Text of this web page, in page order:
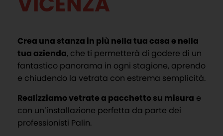
Crea una stanza in più nella tua casa e nella
tua azienda, che ti permetterà di godere di un
fantastico panorama in ogni stagione, aprendo
e chiudendo la vetrata con estrema semplicità.
Realizziamo vetrate a pacchetto su misura e
con un’installazione perfetta da parte dei
professionisti Palin.